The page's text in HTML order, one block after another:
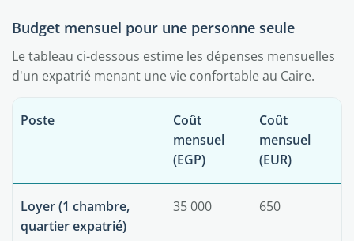
Budget mensuel pour une personne seule
Le tableau ci-dessous estime les dépenses mensuelles
d'un expatrié menant une vie confortable au Caire.
Poste
Coût
mensuel
(EGP)
Coût
mensuel
(EUR)
Loyer (1 chambre,
quartier expatrié)
35 000 650